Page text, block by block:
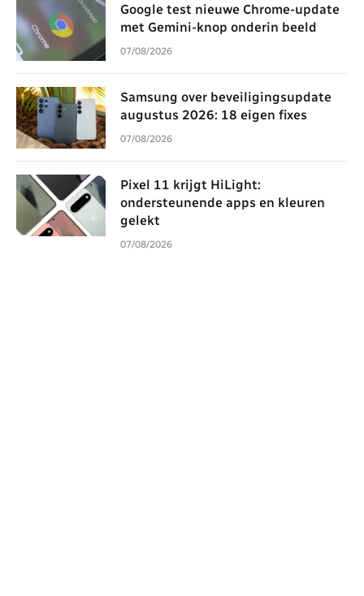
Google test nieuwe Chrome-update
met Gemini-knop onderin beeld
07/08/2026
Samsung over beveiligingsupdate
augustus 2026: 18 eigen fixes
07/08/2026
Pixel 11 krijgt HiLight:
ondersteunende apps en kleuren
gelekt
07/08/2026